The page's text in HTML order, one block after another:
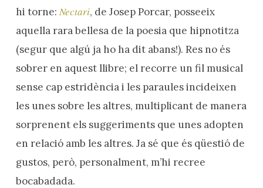
hi torne:Nectari, de Josep Porcar, posseeix
aquella rara bellesa de la poesia que hipnotitza
(segur que algú ja ho ha dit abans!). Res no és
sobrer en aquest llibre; el recorre un fil musical
sense cap estridència i les paraules incideixen
les unes sobre les altres, multiplicant de manera
sorprenent els suggeriments que unes adopten
en relació amb les altres. Ja sé que és qüestió de
gustos, però, personalment, m’hi recree
bocabadada.